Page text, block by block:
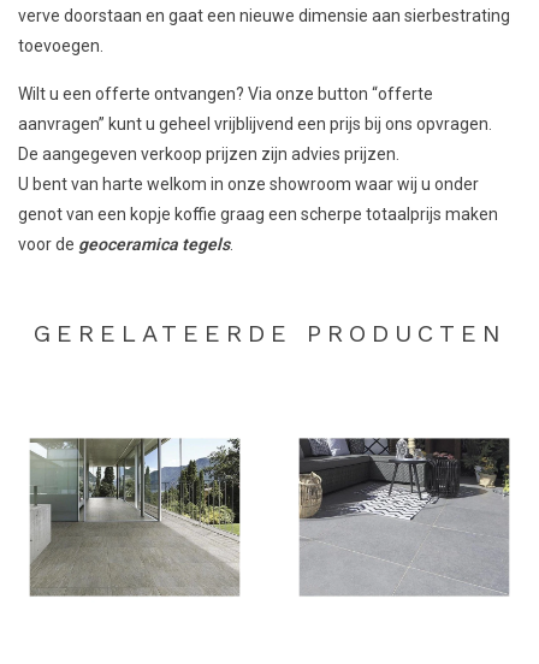
verve doorstaan en gaat een nieuwe dimensie aan sierbestrating
toevoegen.
Wilt u een offerte ontvangen? Via onze button “offerte
aanvragen” kunt u geheel vrijblijvend een prijs bij ons opvragen.
De aangegeven verkoop prijzen zijn advies prijzen.
U bent van harte welkom in onze showroom waar wij u onder
genot van een kopje koffie graag een scherpe totaalprijs maken
voor de geoceramica tegels.
GERELATEERDE PRODUCTEN